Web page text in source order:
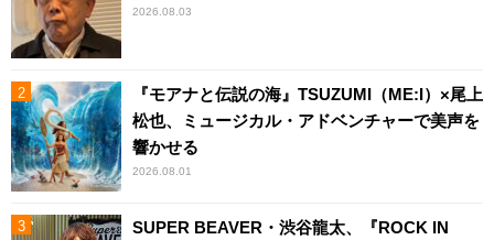
2026.08.03
『モアナと伝説の海』TSUZUMI（ME:I）×尾上
松也、ミュージカル・アドベンチャーで美声を
響かせる
2026.08.01
SUPER BEAVER・渋谷龍太、『ROCK IN